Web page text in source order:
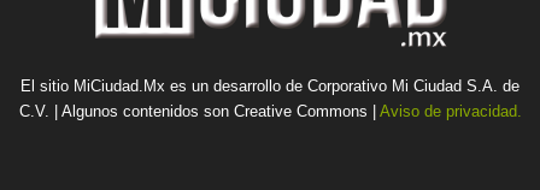
El sitio MiCiudad.Mx es un desarrollo de Corporativo Mi Ciudad S.A. de
C.V. | Algunos contenidos son Creative Commons | Aviso de privacidad.